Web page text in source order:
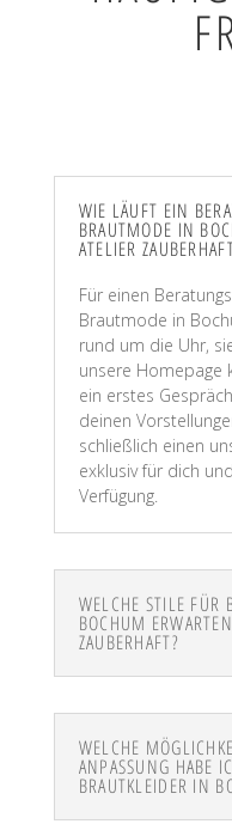
WIE LÄUFT EIN
BRAUTMODE IN
ATELIER
Für einen
Brautmode in
rund um die Uhr,
unsere Homepage
ein erstes
deinen
schließlich einen
exklusiv für dich
Verfügung.
WELCHE STILE FÜR
BOCHUM
ZAUBERHAFT?
WELCHE
ANPASSUNG HABE
BRAUTKLEIDER IN